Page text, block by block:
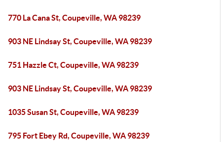
770 La Cana St, Coupeville, WA 98239
903 NE Lindsay St, Coupeville, WA 98239
751 Hazzle Ct, Coupeville, WA 98239
903 NE Lindsay St, Coupeville, WA 98239
1035 Susan St, Coupeville, WA 98239
795 Fort Ebey Rd, Coupeville, WA 98239